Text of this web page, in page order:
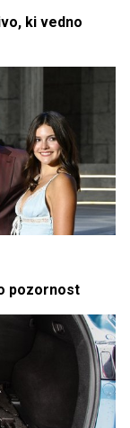
ki vedno
pozornost